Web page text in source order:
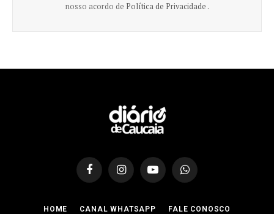
nosso acordo de Política de Privacidade .
FacebookInstagramYouTubeWhatsApp
HOME CANAL WHATSAPP FALE CONOSCO